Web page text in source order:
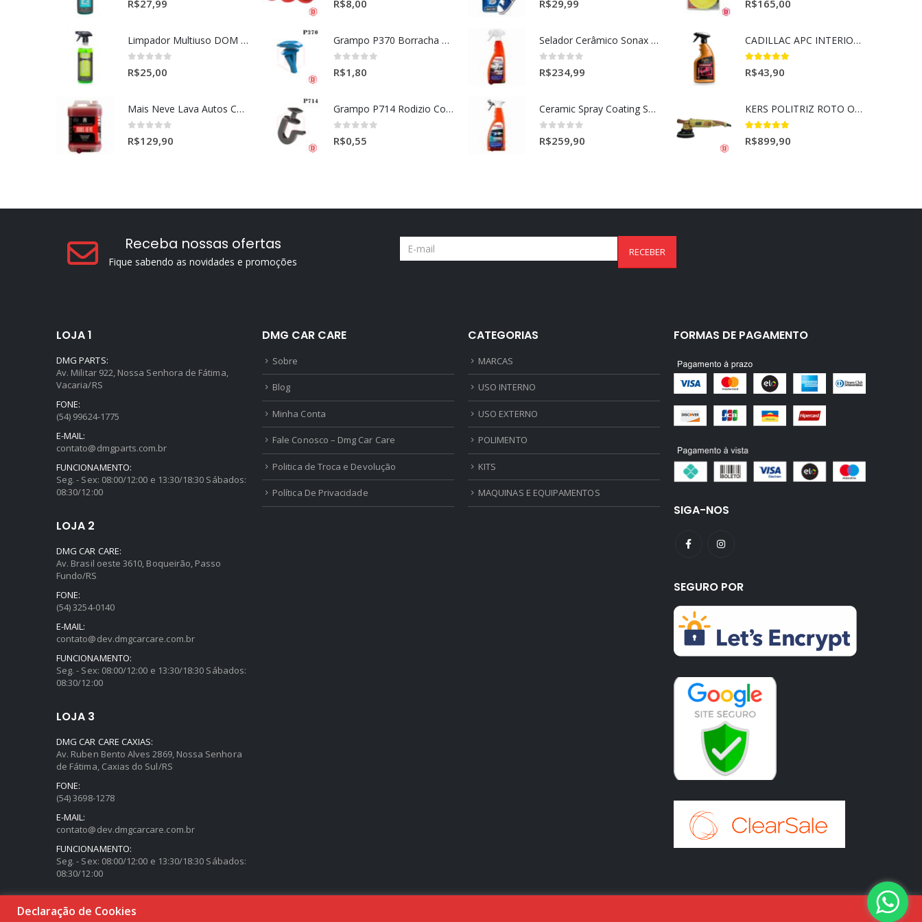
0out of 5
R$27,99
Limpador Multiuso DOM (Dominos) Dmg Pronto P/Uso (500ml)
0out of 5
R$25,00
Mais Neve Lava Autos Concentrado 1:400 X-SHINE 5Litros
0out of 5
R$129,90
0out of 5
R$8,00
Grampo P370 Borracha Porta (HONDA-TOYOTA)
0out of 5
R$1,80
Grampo P714 Rodizio Cortina (VOLVO)
0out of 5
R$0,55
0out of 5
R$29,99
Selador Cerâmico Sonax Xtreme Ceramic Spray + Seal (750ml)
0out of 5
R$234,99
Ceramic Spray Coating Sonax 750ml
0out of 5
R$259,90
5.00out of 5
R$165,00
CADILLAC APC INTERIORES 650ML
5.00out of 5
R$43,90
KERS POLITRIZ ROTO ORBITAL 15MM GOLD 127V l
5.00out of 5
R$899,90
Receba nossas ofertas
Fique sabendo as novidades e promoções
LOJA 1
DMG PARTS:
Av. Militar 922, Nossa Senhora de Fátima,
Vacaria/RS
FONE:
(54) 99624-1775
E-MAIL:
contato@dmgparts.com.br
FUNCIONAMENTO:
Seg. - Sex: 08:00/12:00 e 13:30/18:30 Sábados:
08:30/12:00
LOJA 2
DMG CAR CARE:
Av. Brasil oeste 3610, Boqueirão, Passo
Fundo/RS
FONE:
(54) 3254-0140
E-MAIL:
contato@dev.dmgcarcare.com.br
FUNCIONAMENTO:
Seg. - Sex: 08:00/12:00 e 13:30/18:30 Sábados:
08:30/12:00
LOJA 3
DMG CAR CARE CAXIAS:
Av. Ruben Bento Alves 2869, Nossa Senhora
de Fátima, Caxias do Sul/RS
FONE:
(54) 3698-1278
E-MAIL:
contato@dev.dmgcarcare.com.br
FUNCIONAMENTO:
Seg. - Sex: 08:00/12:00 e 13:30/18:30 Sábados:
08:30/12:00
DMG CAR CARE
Sobre
Blog
Minha Conta
Fale Conosco – Dmg Car Care
Politica de Troca e Devolução
Política De Privacidade
CATEGORIAS
MARCAS
USO INTERNO
USO EXTERNO
POLIMENTO
KITS
MAQUINAS E EQUIPAMENTOS
FORMAS DE PAGAMENTO
SIGA-NOS
SEGURO POR
Declaração de Cookies